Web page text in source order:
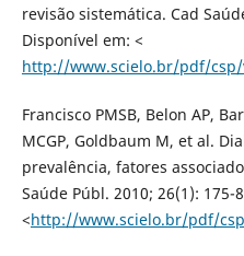
revisão sistemática. Cad
Disponível em: <
http://www.scielo.br/pdf/
Francisco PMSB, Belon AP,
MCGP, Goldbaum M, et al.
prevalência, fatores
Saúde Públ. 2010; 26(1): 175-
<http://www.scielo.br/pdf/